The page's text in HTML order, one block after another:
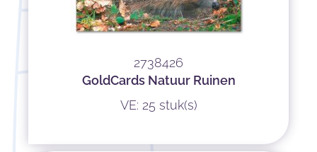
2738426
GoldCards Natuur Ruinen
VE: 25 stuk(s)